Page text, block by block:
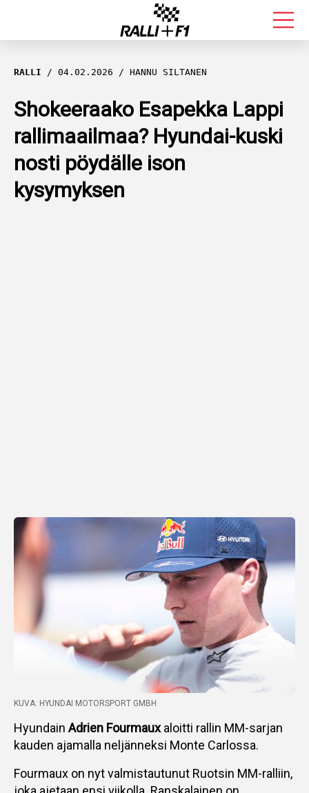
FORMULA 1
RALLI
KALLE ROVANPERÄ
VALTTERI BOTTAS
RALLI 04.02.2026 HANNU SILTANEN
Shokeeraako Esapekka Lappi
rallimaailmaa? Hyundai-kuski
nosti pöydälle ison
kysymyksen
KUVA: HYUNDAI MOTORSPORT GMBH
Hyundain Adrien Fourmauxaloitti rallin MM-sarjan
kauden ajamalla neljänneksi Monte Carlossa.
Fourmaux on nyt valmistautunut Ruotsin MM-ralliin,